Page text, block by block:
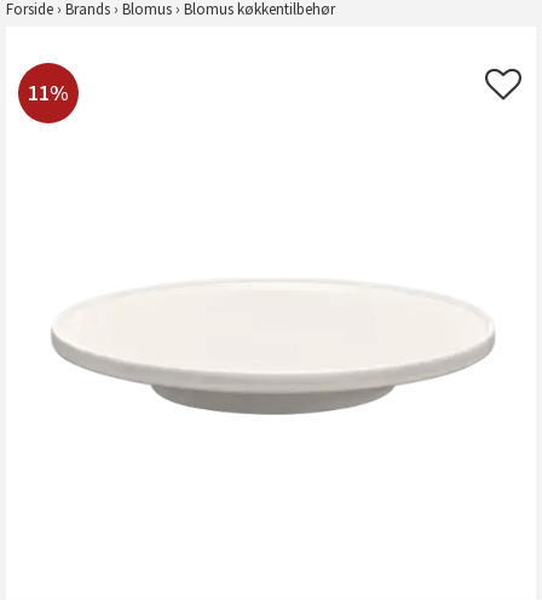
Forside › Brands › Blomus › Blomus køkkentilbehør
11%